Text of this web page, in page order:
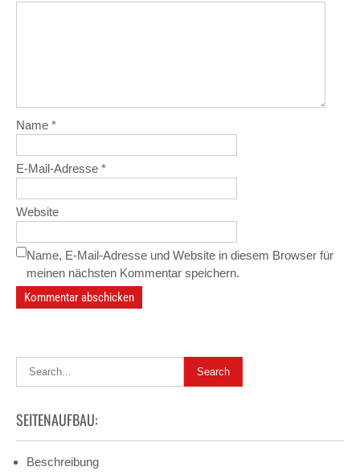
Name *
E-Mail-Adresse *
Website
Name, E-Mail-Adresse und Website in diesem Browser für
meinen nächsten Kommentar speichern.
SEITENAUFBAU:
Beschreibung